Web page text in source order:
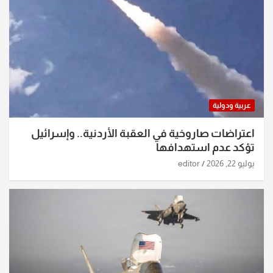
عربية ودولية
اعتراضات صاروخية في العقبة الأردنية.. وإسرائيل
تؤكد عدم استهدافها
يوليو 22, 2026 editor